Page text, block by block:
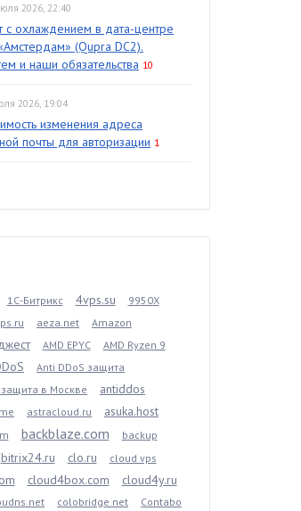
2026, 22:40
с охлаждением в дата-центре
(Qupra DC2).
и наши обязательства 10
2026, 19:04
изменения адреса
почты для авторизации 1
1С-Битрикс 4vps.su
9950X
aeza.net Amazon
AMD EPYC AMD Ryzen 9
Anti DDoS защита
в Москве
antiddos
astracloud.ru asuka.host
backblaze.com backup
bitrix24.ru clo.ru cloud vps
cloud4box.com cloud4y.ru
colobridge.net Contabo